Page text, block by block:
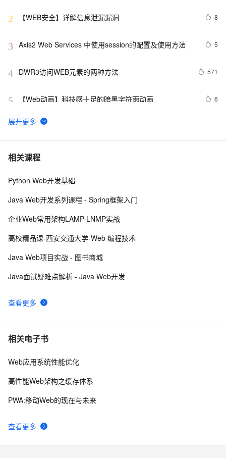
2 【WEB安全】详解信息泄漏漏洞 8
3 Axis2 Web Services 中使用session的配置及使用方法 5
4 DWR3访问WEB元素的两种方法 571
5 6
6
Web性能优化工具WebPageTest（三）——本地部署
7 高性能web建站规则（CDN）
8 Python：使用PyJWT实现JSON Web Tokens加密解密
10RDIFramework.NET开发实例━表约束条件权限的使
相关课程
查看更多
Python Web开发基础
Java Web开发系列课程 - Spring框架入门
企业Web常用架构LAMP-LNMP实战
高校精品课-西安交通大学-Web 编程技术
Java Web项目实战 - 图书商城
Java面试疑难点解析 - Java Web开发
相关电子书
查看更多
Web应用系统性能优化
高性能Web架构之缓存体系
PWA:移动Web的现在与未来